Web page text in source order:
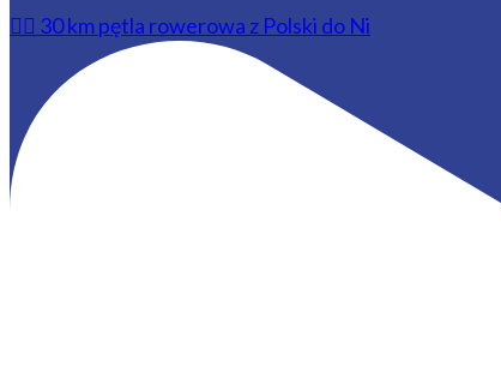
🚴‍♂️ 30 km pętla rowerowa z Polski do Ni